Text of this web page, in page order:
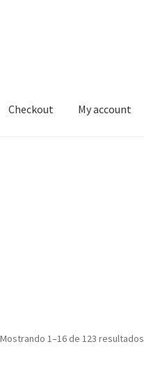
Checkout My account
Mostrando 1–16 de 123 resultados